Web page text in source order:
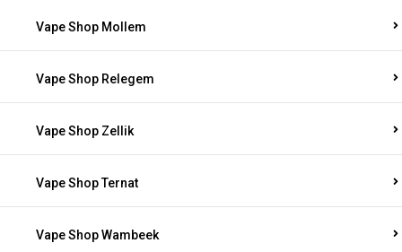
Vape Shop Mollem
Vape Shop Relegem
Vape Shop Zellik
Vape Shop Ternat
Vape Shop Wambeek